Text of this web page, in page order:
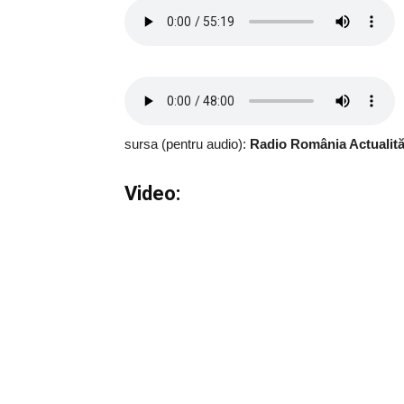
sursa (pentru audio): Radio România
Video: